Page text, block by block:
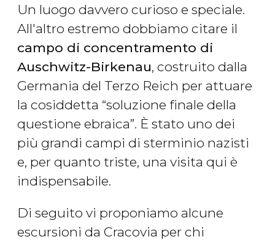
Un luogo davvero curioso e speciale.
All'altro estremo dobbiamo citare il
campo di concentramento di
Auschwitz-Birkenau, costruito dalla
Germania del Terzo Reich per attuare
la cosiddetta “soluzione finale della
questione ebraica”. È stato uno dei
più grandi campi di sterminio nazisti
e, per quanto triste, una visita qui è
indispensabile.
Di seguito vi proponiamo alcune
escursioni da Cracovia per chi